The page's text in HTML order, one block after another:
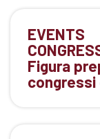
EVENTS
Figura